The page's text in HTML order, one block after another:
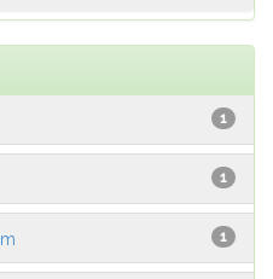
1
1
1